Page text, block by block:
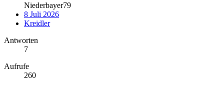
Niederbayer79
8 Juli 2026
Kreidler
Antworten
7
Aufrufe
260